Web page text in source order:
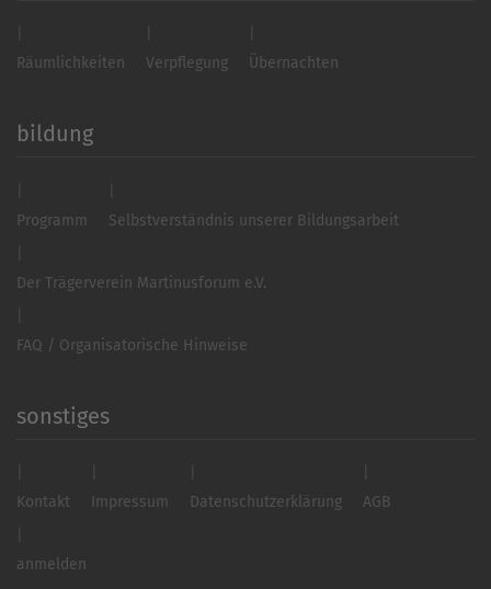
Räumlichkeiten Verpflegung Übernachten
bildung
Programm Selbstverständnis unserer Bildungsarbeit
Der Trägerverein Martinusforum e.V.
FAQ / Organisatorische Hinweise
sonstiges
Kontakt Impressum Datenschutzerklärung AGB
anmelden